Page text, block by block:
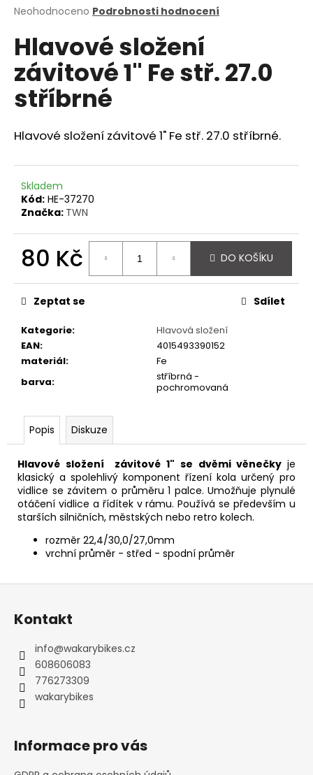
Průměrné
produktu
je
z
5
hvězdiček.
Neohodnoceno Podrobnosti hodnocení
Hlavové složení
závitové 1" Fe stř. 27.0
stříbrné
Hlavové složení závitové 1" Fe stř. 27.0 stříbrné.
Skladem
Kód: HE-37270
Značka: TWN
80 Kč
cena:
DO KOŠÍKU
Kategorie:
Hlavová složení
EAN:
4015493390152
materiál:
Fe
barva:
stříbrná -
pochromovaná
Zeptat se Sdílet
Popis Diskuze
Hlavové složení závitové 1" se dvěmi věnečky je
klasický a spolehlivý komponent řízení kola určený pro
vidlice se závitem o průměru 1 palce. Umožňuje plynulé
otáčení vidlice a řídítek v rámu. Používá se především u
starších silničních, městských nebo retro kolech.
rozměr 22,4/30,0/27,0mm
vrchní průměr - střed - spodní průměr
a
j
í
t
?
HLEDAT
o
p
o
r
u
u
e
m
PRUŽINOVÉ
SEDLO
MONTE
GRAPPA
VENICE
HNĚDÉ
843
Kč
Z
Kontakt
info@wakarybikes.cz
608606083
776273309
wakarybikes
Informace pro vás